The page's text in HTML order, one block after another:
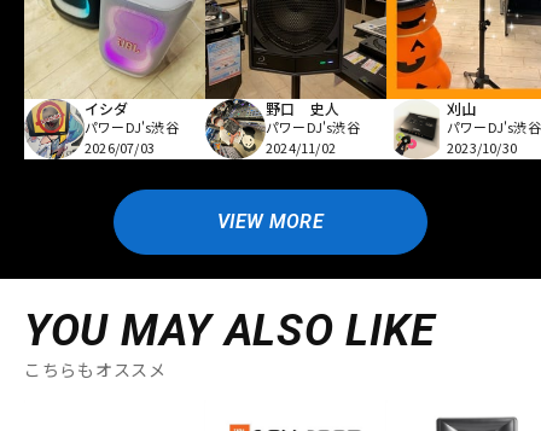
イシダ
パワーDJ's渋谷
2026/07/03
野口 史人
パワーDJ's渋谷
2024/11/02
刈山
パワーDJ's渋谷
2023/10/30
VIEW MORE
YOU MAY ALSO LIKE
こちらもオススメ